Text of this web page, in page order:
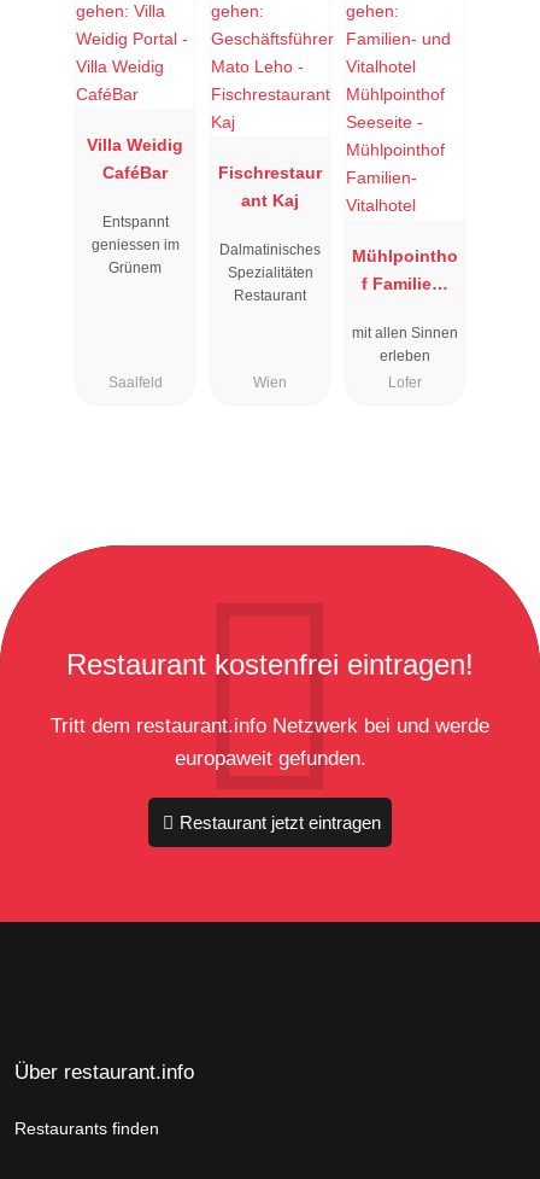
Villa Weidig
CaféBar
Entspannt
geniessen im
Grünem
Saalfeld
Fischrestaur
ant Kaj
Dalmatinisches
Spezialitäten
Restaurant
Wien
Mühlpointho
f Familien-
mit allen Sinnen
erleben
Lofer
Restaurant kostenfrei eintragen!
Tritt dem restaurant.info Netzwerk bei und werde
europaweit gefunden.
Restaurant jetzt eintragen
Über restaurant.info
Restaurants finden